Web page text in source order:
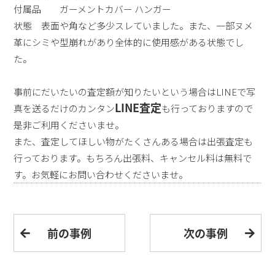
付属品 ガーメントカバー ハンガー
状態 表面や角など多少スレていました。また、一部ヌメ
革にシミや型崩れがあり全体的に使用感がある状態でし
た。
事前にだいたいの査定額が知りたいという場合はLINEで写
真を送るだけのカンタンLINE査定も行っておりますので
是非ご利用くださいませ。
また、査定してほしい物がたくさんある場合は出張査定も
行っております。もちろん出張料、キャンセル料は無料で
す。お気軽にお問い合わせくださいませ。
前の事例 次の事例